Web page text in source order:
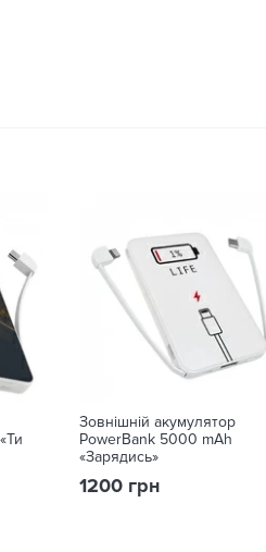
Зовнішній акумулятор
PowerBank 5000 mAh
«Зарядись»
1200 грн